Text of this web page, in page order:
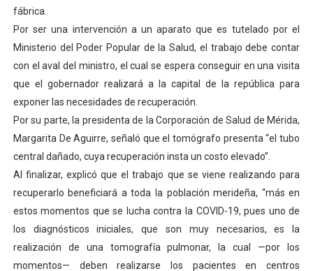
Encuentro estadal fortalece la coordinación de
Gobernador Arnaldo Sánchez apadrina a más de 993
Plan Quirúrgico Regional llega a Pueblo Llano con la
fábrica.
Por ser una intervención a un aparato que es tutelado por el
Ministerio del Poder Popular de la Salud, el trabajo debe contar
con el aval del ministro, el cual se espera conseguir en una visita
que el gobernador realizará a la capital de la república para
exponer las necesidades de recuperación.
Por su parte, la presidenta de la Corporación de Salud de Mérida,
Margarita De Aguirre, señaló que el tomógrafo presenta “el tubo
central dañado, cuya recuperación insta un costo elevado”.
Al finalizar, explicó que el trabajo que se viene realizando para
recuperarlo beneficiará a toda la población merideña, “más en
estos momentos que se lucha contra la COVID-19, pues uno de
los diagnósticos iniciales, que son muy necesarios, es la
realización de una tomografía pulmonar, la cual —por los
momentos— deben realizarse los pacientes en centros